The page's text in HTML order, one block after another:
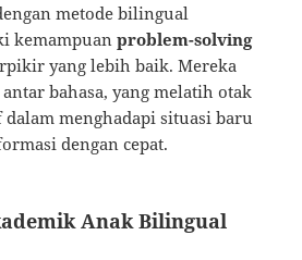
metode bilingual
kemampuanproblem-solving
yang lebih baik. Mereka
bahasa, yang melatih otak
menghadapi situasi baru
dengan cepat.
Anak Bilingual